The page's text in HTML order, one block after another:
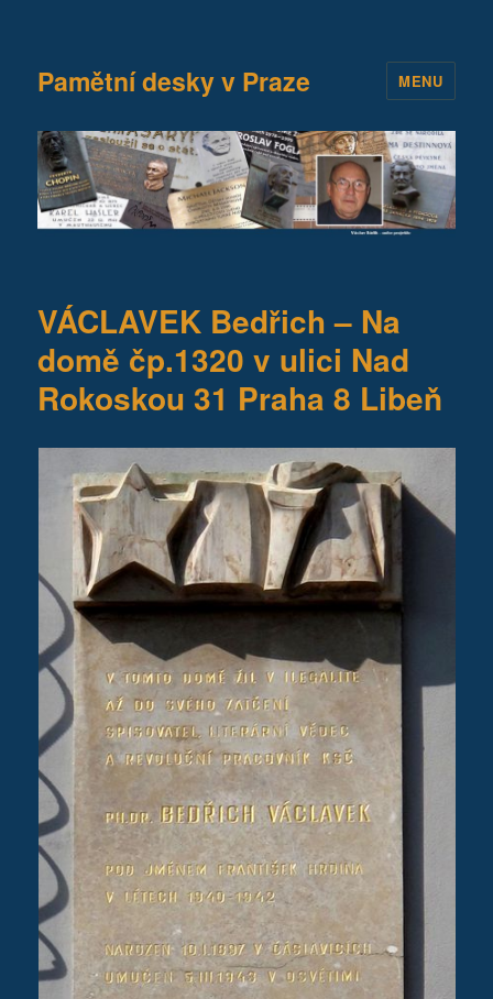
Pamětní desky v Praze MENU
VÁCLAVEK Bedřich – Na
domě čp.1320 v ulici Nad
Rokoskou 31 Praha 8 Libeň